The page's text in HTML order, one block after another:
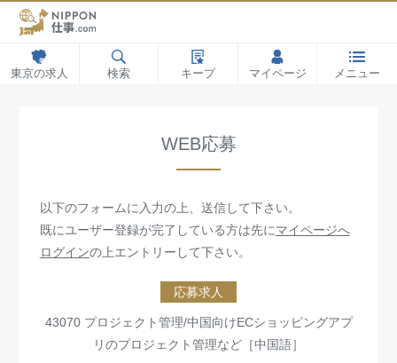
東京の求人 検索 キープ マイページ メニュー
WEB応募
以下のフォームに入力の上、送信して下さい。
既にユーザー登録が完了している方は先にマイページへ
ログインの上エントリーして下さい。
応募求人
43070 プロジェクト管理/中国向けECショッピングアプ
リのプロジェクト管理など［中国語］